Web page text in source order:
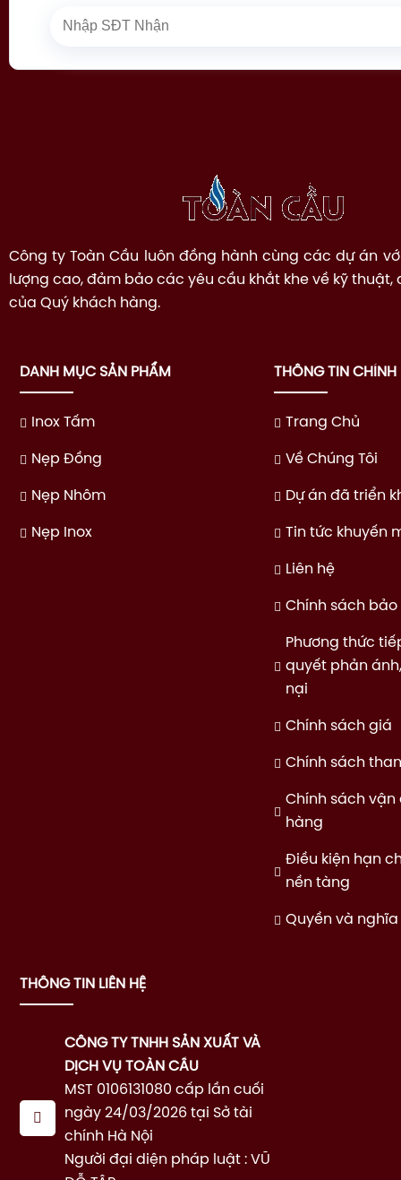
Công ty Toàn Cầu luôn đồng hành cùng các dự án
lượng cao, đảm bảo các yêu cầu khắt khe về kỹ thuật,
của Quý khách hàng.
DANH MỤC SẢN PHẨM
Inox Tấm
Nẹp Đồng
Nẹp Nhôm
Nẹp Inox
THÔNG TIN CHÍNH
Trang Chủ
Về Chúng Tôi
Dự án đã triển
Tin tức khuyến
Liên hệ
Chính sách
Phương thức
quyết phản
nại
Chính sách giá
Chính sách
Chính sách vận
hàng
Điều kiện hạn
nền tàng
Quyền và
THÔNG TIN LIÊN HỆ
CÔNG TY TNHH SẢN XUẤT VÀ
DỊCH VỤ TOÀN CẦU
MST 0106131080 cấp lần cuối
ngày 24/03/2026 tại Sở tài
chính Hà Nội
Người đại diện pháp luật : VŨ